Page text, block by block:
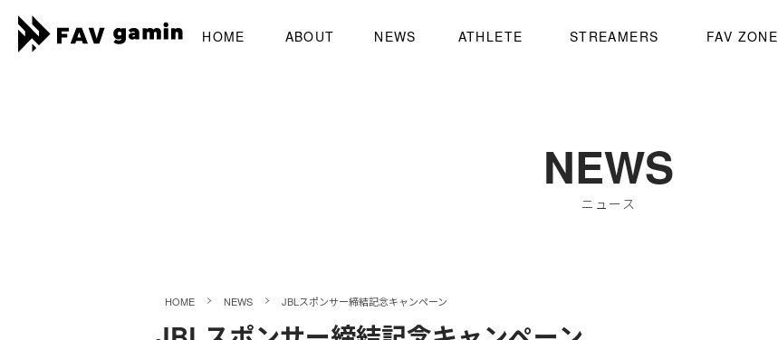
HOME ABOUT NEWS ATHLETE STREAMERS FAV ZONE
NEWS
ニュース
HOME > NEWS > JBLスポンサー締結記念キャンペーン